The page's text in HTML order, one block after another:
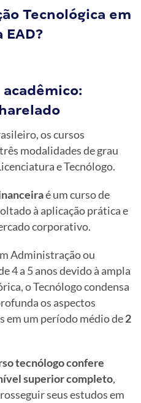
Tecnológica em
EAD?
os cursos
modalidades de grau
e Tecnólogo.
é um curso de
à aplicação prática e
corporativo.
Administração ou
4 a 5 anos devido à ampla
o Tecnólogo condensa
os aspectos
em um período médio de2
tecnólogo confere
superior completo,
seus estudos em